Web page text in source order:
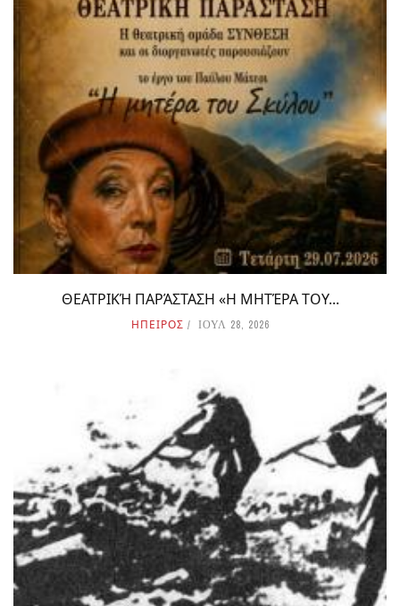
ΘΕΑΤΡΙΚΉ ΠΑΡΆΣΤΑΣΗ «Η ΜΗΤΈΡΑ ΤΟΥ...
ΗΠΕΙΡΟΣ ΙΟΥΛ 28, 2026